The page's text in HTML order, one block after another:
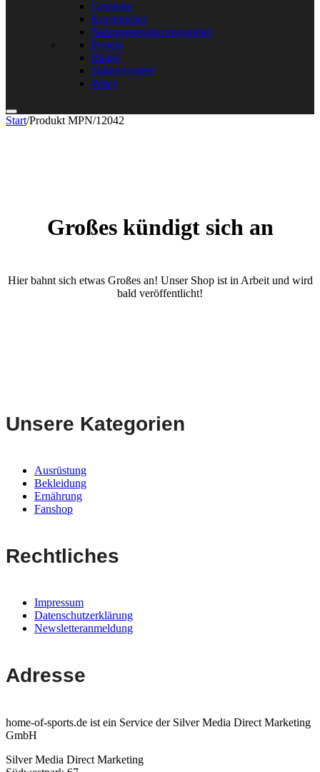
Getränke
Kochbücher
Nahrungsergänzungsmittel
Protein
Riegel
Süßungsmittel
Whey
Start/Produkt MPN/12042
Großes kündigt sich an
Hier bahnt sich etwas Großes an! Unser Shop ist in Arbeit und wird
bald veröffentlicht!
Unsere Kategorien
Ausrüstung
Bekleidung
Ernährung
Fanshop
Rechtliches
Impressum
Datenschutzerklärung
Newsletteranmeldung
Adresse
home-of-sports.de ist ein Service der Silver Media Direct Marketing
GmbH
Silver Media Direct Marketing